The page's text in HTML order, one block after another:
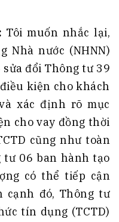
Tôi muốn nhắc lại,
Nhà nước (NHNN)
đổi Thông tư 39
kiện cho khách
xác định rõ mục
cho vay đồng thời
cũng như toàn
tư 06 ban hành tạo
có thể tiếp cận
cạnh đó, Thông tư
tín dụng (TCTD)